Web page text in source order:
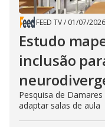
FEED TV/ 01/07/2026
Estudo
inclusão
Pesquisa de
adaptar salas de aula